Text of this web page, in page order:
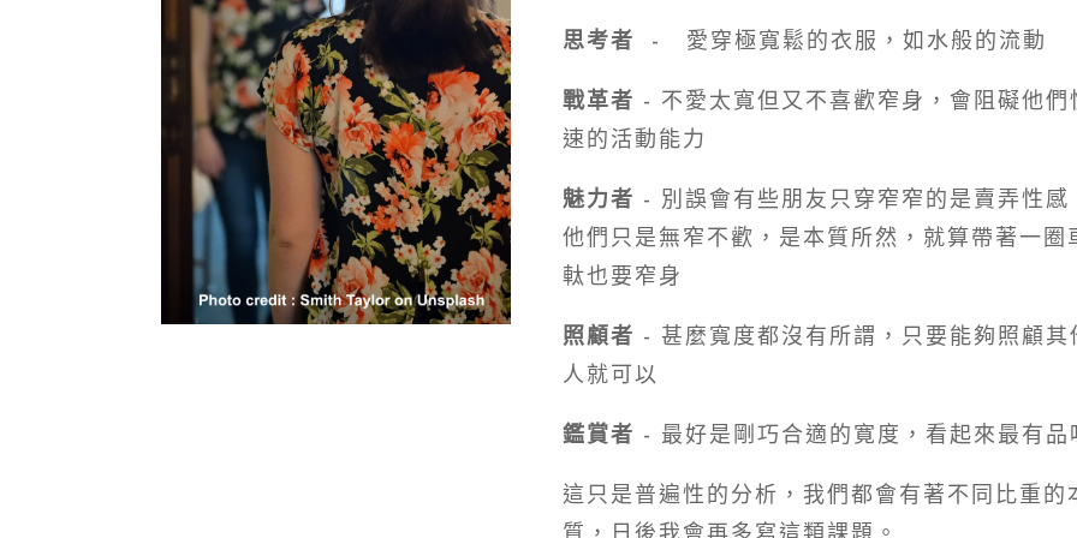
思考者 - 愛穿極寬鬆的衣服，如水般的流動
戰革者 - 不愛太寬但又不喜歡窄身，會阻礙他們
速的活動能力
魅力者 - 別誤會有些朋友只穿窄窄的是賣弄性感
他們只是無窄不歡，是本質所然，就算帶著一圈
軚也要窄身
照顧者 - 甚麼寬度都沒有所謂，只要能夠照顧其
人就可以
鑑賞者 - 最好是剛巧合適的寛度，看起來最有品
這只是普遍性的分析，我們都會有著不同比重的
質，日後我會再多寫這類課題。